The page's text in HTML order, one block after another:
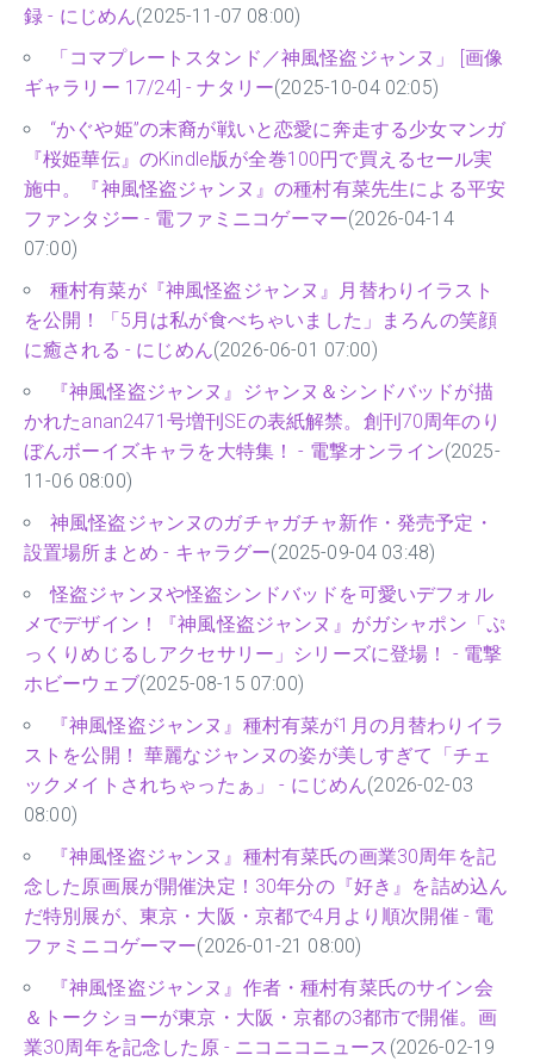
録 - にじめん(2025-11-07 08:00)
「コマプレートスタンド／神風怪盗ジャンヌ」 [画像
ギャラリー 17/24] - ナタリー(2025-10-04 02:05)
“かぐや姫”の末裔が戦いと恋愛に奔走する少女マンガ
『桜姫華伝』のKindle版が全巻100円で買えるセール実
施中。『神風怪盗ジャンヌ』の種村有菜先生による平安
ファンタジー - 電ファミニコゲーマー(2026-04-14
07:00)
種村有菜が『神風怪盗ジャンヌ』月替わりイラスト
を公開！「5月は私が食べちゃいました」まろんの笑顔
に癒される - にじめん(2026-06-01 07:00)
『神風怪盗ジャンヌ』ジャンヌ＆シンドバッドが描
かれたanan2471号増刊SEの表紙解禁。創刊70周年のり
ぼんボーイズキャラを大特集！ - 電撃オンライン(2025-
11-06 08:00)
神風怪盗ジャンヌのガチャガチャ新作・発売予定・
設置場所まとめ - キャラグー(2025-09-04 03:48)
怪盗ジャンヌや怪盗シンドバッドを可愛いデフォル
メでデザイン！『神風怪盗ジャンヌ』がガシャポン「ぷ
っくりめじるしアクセサリー」シリーズに登場！ - 電撃
ホビーウェブ(2025-08-15 07:00)
『神風怪盗ジャンヌ』種村有菜が1月の月替わりイラ
ストを公開！ 華麗なジャンヌの姿が美しすぎて「チェ
ックメイトされちゃったぁ」 - にじめん(2026-02-03
08:00)
『神風怪盗ジャンヌ』種村有菜氏の画業30周年を記
念した原画展が開催決定！30年分の『好き』を詰め込ん
だ特別展が、東京・大阪・京都で4月より順次開催 - 電
ファミニコゲーマー(2026-01-21 08:00)
『神風怪盗ジャンヌ』作者・種村有菜氏のサイン会
＆トークショーが東京・大阪・京都の3都市で開催。画
業30周年を記念した原 - ニコニコニュース (2026-02-19